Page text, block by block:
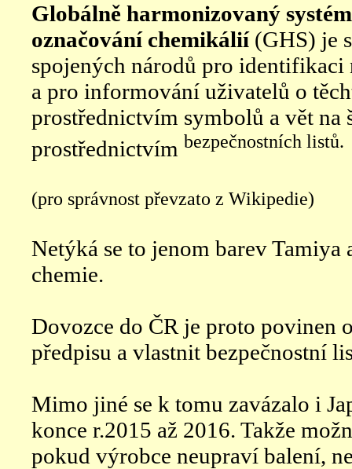
Globálně harmonizovaný
označování chemikálií(GHS) je
spojených národů pro
a pro informování uživatelů o
prostřednictvím symbolů a vět na
prostřednictvím bezpečnostních listů.
(pro správnost převzato z Wikipedie)
Netýká se to jenom barev Tamiya
chemie.
Dovozce do ČR je proto povinen
předpisu a vlastnit bezpečnostní
Mimo jiné se k tomu zavázalo i
konce r.2015 až 2016. Takže
pokud výrobce neupraví balení,